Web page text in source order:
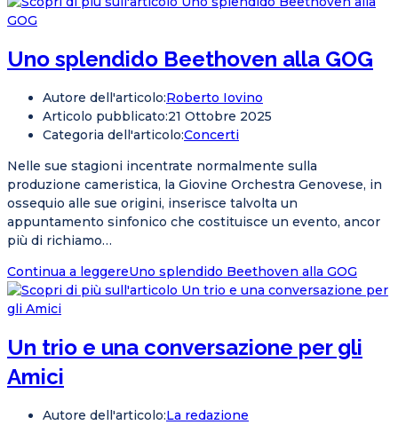
Uno splendido Beethoven alla GOG
Autore dell'articolo:Roberto Iovino
Articolo pubblicato:21 Ottobre 2025
Categoria dell'articolo:Concerti
Nelle sue stagioni incentrate normalmente sulla
produzione cameristica, la Giovine Orchestra Genovese, in
ossequio alle sue origini, inserisce talvolta un
appuntamento sinfonico che costituisce un evento, ancor
più di richiamo…
Continua a leggereUno splendido Beethoven alla GOG
Un trio e una conversazione per gli
Amici
Autore dell'articolo:La redazione